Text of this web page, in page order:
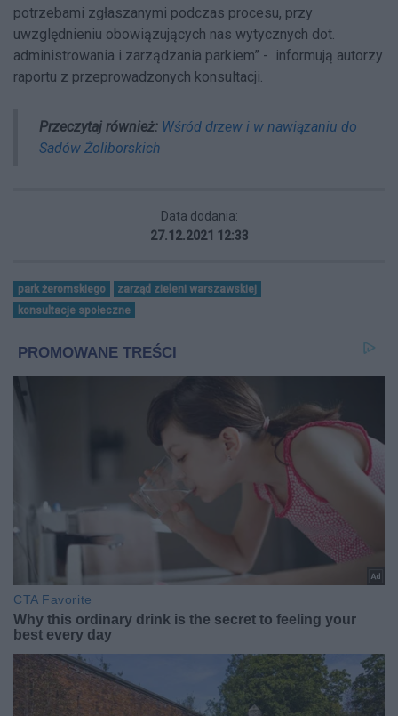
potrzebami zgłaszanymi podczas procesu, przy
uwzględnieniu obowiązujących nas wytycznych dot.
administrowania i zarządzania parkiem” - informują autorzy
raportu z przeprowadzonych konsultacji.
Przeczytaj również: Wśród drzew i w nawiązaniu do
Sadów Żoliborskich
Data dodania:
27.12.2021 12:33
park żeromskiego
zarząd zieleni warszawskiej
konsultacje społeczne